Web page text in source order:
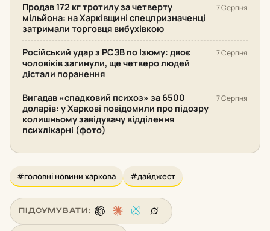
Продав 172 кг тротилу за четверту
мільйона: на Харківщині спецпризначенці
затримали торговця вибухівкою
7 Серпня
Російський удар з РСЗВ по Ізюму: двоє
чоловіків загинули, ще четверо людей
дістали поранення
7 Серпня
Вигадав «спадковий психоз» за 6500
доларів: у Харкові повідомили про підозру
колишньому завідувачу відділення
психлікарні (фото)
7 Серпня
#головні новини харкова #дайджест
ПІДСУМУВАТИ: